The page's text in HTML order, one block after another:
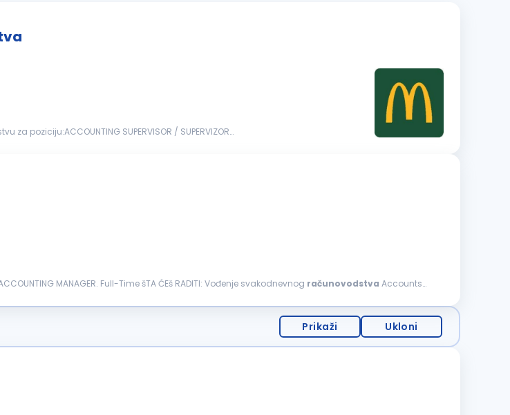
poziciju:ACCOUNTING SUPERVISOR / SUPERVIZOR
...Trucking kompanija u potrazi je za iskusnom i odgovornom osobom za poziciju ACCOUNTING MANAGER. Full-Time šTA ĆEš RADITI: Vođenje svakodnevnog računovodstva Accounts
Prikaži Ukloni